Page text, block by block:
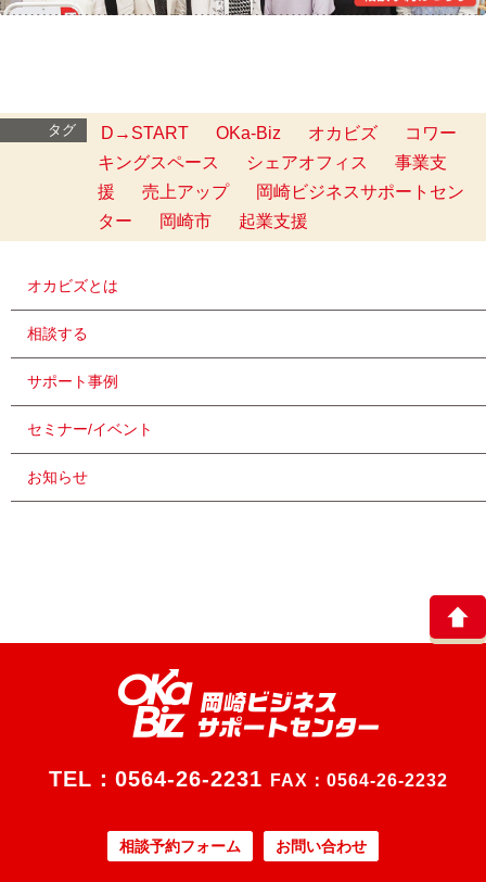
タグ D→START OKa-Biz オカビズ
コワー
キングスペース
シェアオフィス
事業支
援
売上アップ
岡崎ビジネスサポートセン
ター
岡崎市 起業支援
オカビズとは
相談する
サポート事例
セミナー/イベント
お知らせ
TEL： 0564-26-2231 FAX：0564-26-2232
相談予約フォーム お問い合わせ